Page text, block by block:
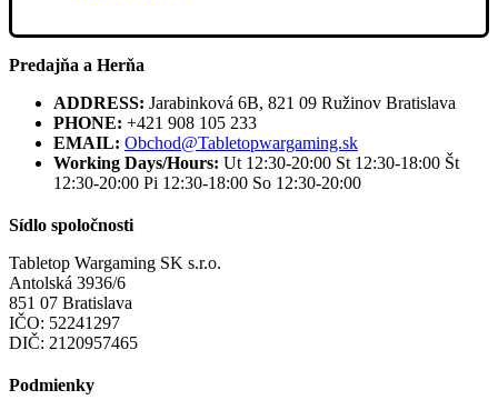
Predajňa a Herňa
ADDRESS: Jarabinková 6B, 821 09 Ružinov Bratislava
PHONE: +421 908 105 233
EMAIL: Obchod@Tabletopwargaming.sk
Working Days/Hours: Ut 12:30-20:00 St 12:30-18:00 Št
12:30-20:00 Pi 12:30-18:00 So 12:30-20:00
Sídlo spoločnosti
Tabletop Wargaming SK s.r.o.
Antolská 3936/6
851 07 Bratislava
IČO: 52241297
DIČ: 2120957465
Podmienky